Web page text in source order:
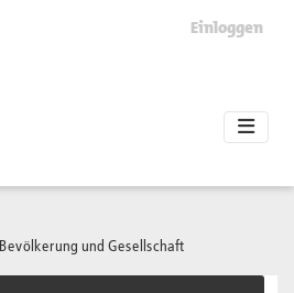
Einloggen
Bevölkerung und Gesellschaft